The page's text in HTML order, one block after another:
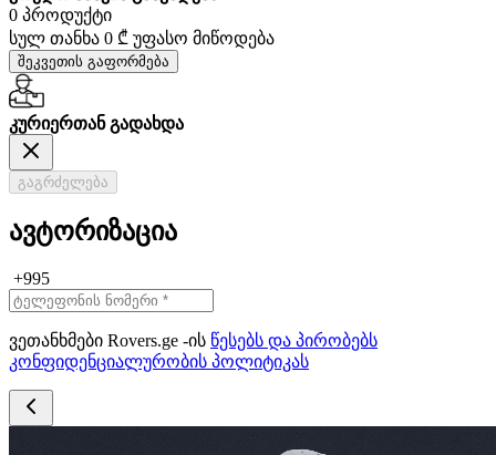
0 პროდუქტი
სულ თანხა 0 ₾ უფასო მიწოდება
შეკვეთის გაფორმება
კურიერთან გადახდა
გაგრძელება
ავტორიზაცია
+995
ვეთანხმები Rovers.ge -ის წესებს და პირობებს
კონფიდენციალურობის პოლიტიკას